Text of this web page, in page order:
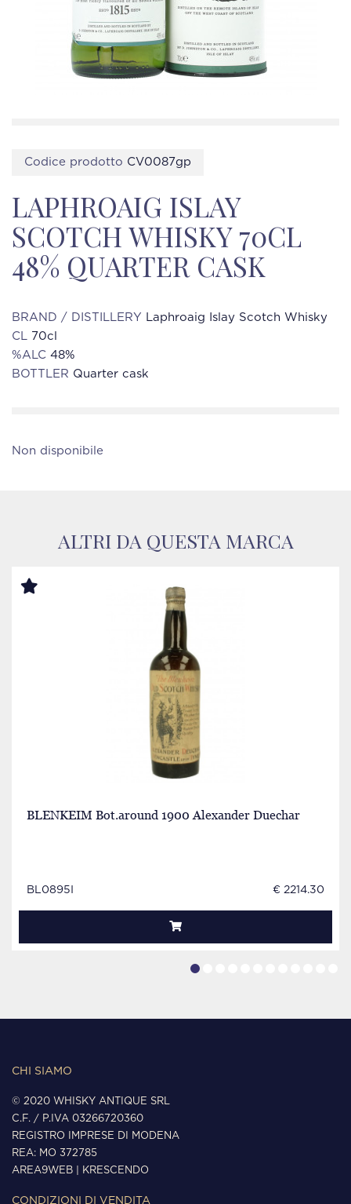
Codice prodotto CV0087gp
LAPHROAIG ISLAY
SCOTCH WHISKY 70CL
48% QUARTER CASK
BRAND / DISTILLERY Laphroaig Islay Scotch Whisky
CL 70cl
%ALC 48%
BOTTLER Quarter cask
Non disponibile
ALTRI DA QUESTA MARCA
BLENKEIM Bot.around 1900 Alexander Duechar
BL0895I € 2214.30
CHI SIAMO
© 2020 WHISKY ANTIQUE SRL
C.F. / P.IVA 03266720360
REGISTRO IMPRESE DI MODENA
REA: MO 372785
AREA9WEB
KRESCENDO
CONDIZIONI DI VENDITA